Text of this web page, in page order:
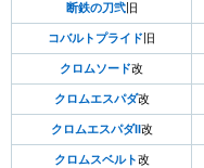
断鉄の刀弐旧
コバルトプライド 旧
クロムソード改
クロムエスパダ改
クロムエスパダII 改
クロムスベルト改